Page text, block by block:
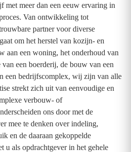
met meer dan een eeuw ervaring in
Van ontwikkeling tot
partner voor diverse
om het herstel van kozijn- en
aan een woning, het onderhoud van
een boerderij, de bouw van een
een bedrijfscomplex, wij zijn van alle
strekt zich uit van eenvoudige en
verbouw- of
ons door met de
mee te denken over indeling,
en de daaraan gekoppelde
u als opdrachtgever in het gehele